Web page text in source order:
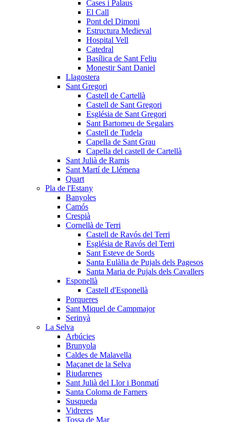
Cases i Palaus
El Call
Pont del Dimoni
Estructura Medieval
Hospital Vell
Catedral
Basílica de Sant Feliu
Monestir Sant Daniel
Llagostera
Sant Gregori
Castell de Cartellà
Castell de Sant Gregori
Església de Sant Gregori
Sant Bartomeu de Segalars
Castell de Tudela
Capella de Sant Grau
Capella del castell de Cartellà
Sant Julià de Ramis
Sant Martí de Llémena
Quart
Pla de l'Estany
Banyoles
Camós
Crespià
Cornellà de Terri
Castell de Ravós del Terri
Església de Ravós del Terri
Sant Esteve de Sords
Santa Eulàlia de Pujals dels Pagesos
Santa Maria de Pujals dels Cavallers
Esponellà
Castell d'Esponellà
Porqueres
Sant Miquel de Campmajor
Serinyà
La Selva
Arbúcies
Brunyola
Caldes de Malavella
Maçanet de la Selva
Riudarenes
Sant Julià del Llor i Bonmatí
Santa Coloma de Farners
Susqueda
Vidreres
Tossa de Mar